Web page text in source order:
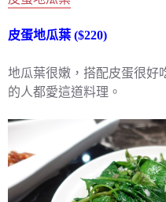
皮蛋地瓜葉 ($220)
地瓜葉很嫩，搭配皮蛋很好
的人都愛這道料理。